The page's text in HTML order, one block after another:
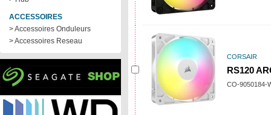
ACCESSOIRES
> Accessoires Onduleurs
> Accessoires Reseau
CORSAIR
RS120
CO-9050184-